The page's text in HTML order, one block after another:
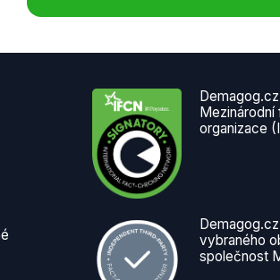
organizace
vybraného
společnost